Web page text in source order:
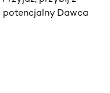
potencjalny Dawca